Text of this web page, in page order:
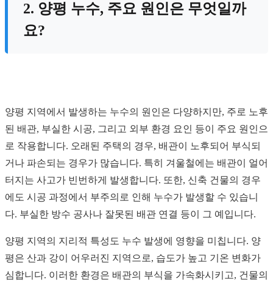
2. 양평 누수, 주요 원인은 무엇일까
요?
양평 지역에서 발생하는 누수의 원인은 다양하지만, 주로 노후
된 배관, 부실한 시공, 그리고 외부 환경 요인 등이 주요 원인으
로 작용합니다. 오래된 주택의 경우, 배관이 노후되어 부식되
거나 파손되는 경우가 많습니다. 특히 겨울철에는 배관이 얼어
터지는 사고가 빈번하게 발생합니다. 또한, 신축 건물의 경우
에도 시공 과정에서 부주의로 인해 누수가 발생할 수 있습니
다. 부실한 방수 공사나 잘못된 배관 연결 등이 그 예입니다.
양평 지역의 지리적 특성도 누수 발생에 영향을 미칩니다. 양
평은 산과 강이 어우러진 지역으로, 습도가 높고 기온 변화가
심합니다. 이러한 환경은 배관의 부식을 가속화시키고, 건물의